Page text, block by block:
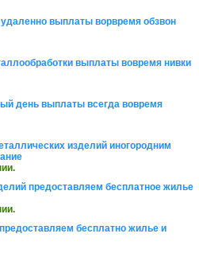
выплаты ворвремя обзвон
выплаты вовремя нивки
день выплаты всегда вовремя
изделий иногородним
предоставляем бесплатное жилье
бесплатно жилье и